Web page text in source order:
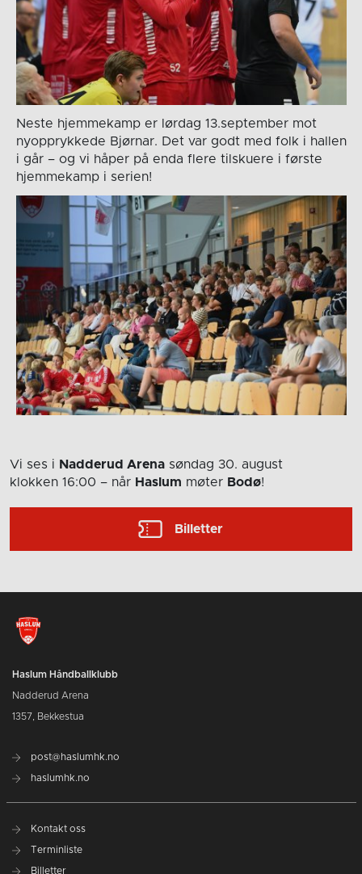
Neste hjemmekamp er lørdag 13.september mot
nyopprykkede Bjørnar. Det var godt med folk i hallen
i går – og vi håper på enda flere tilskuere i første
hjemmekamp i serien!
Vi ses i Nadderud Arena søndag 30. august
klokken 16:00 – når Haslum møter Bodø!
Billetter
Haslum Håndballklubb
Nadderud Arena
1357, Bekkestua
post@haslumhk.no
haslumhk.no
Kontakt oss
Terminliste
Billetter